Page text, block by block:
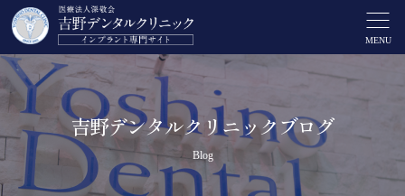
MENU
吉野デンタルクリニックブログ
Blog